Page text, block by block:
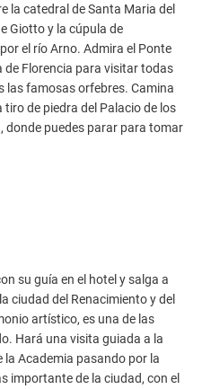
la catedral de Santa Maria del
Giotto y la cúpula de
el río Arno. Admira el Ponte
de Florencia para visitar todas
las famosas orfebres. Camina
de piedra del Palacio de los
donde puedes parar para tomar
su guía en el hotel y salga a
ciudad del Renacimiento y del
artístico, es una de las
Hará una visita guiada a la
la Academia pasando por la
importante de la ciudad, con el